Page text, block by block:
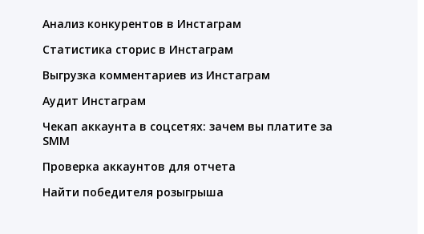
Анализ конкурентов в Инстаграм
Статистика сторис в Инстаграм
Выгрузка комментариев из Инстаграм
Аудит Инстаграм
Чекап аккаунта в соцсетях: зачем вы платите за
SMM
Проверка аккаунтов для отчета
Найти победителя розыгрыша